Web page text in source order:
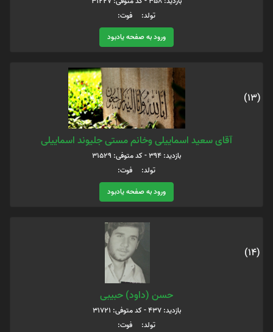
تولد: فوت:
ورود به صفحه یادبود
(13)
آقای سعید اسماییلی وخانم مستی جلیوند اسماییلی
بازدید: 394 - کد متوفی: 31529
تولد: فوت:
ورود به صفحه یادبود
(14)
حسن (داود) حبیبی
بازدید: 437 - کد متوفی: 31721
تولد: فوت: